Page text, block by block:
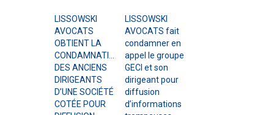
LISSOWSKI
AVOCATS
OBTIENT LA
CONDAMNATION
DES ANCIENS
DIRIGEANTS
D’UNE SOCIÉTÉ
COTÉE POUR
LISSOWSKI
AVOCATS fait
condamner en
appel le groupe
GECI et son
dirigeant pour
diffusion
d’informations